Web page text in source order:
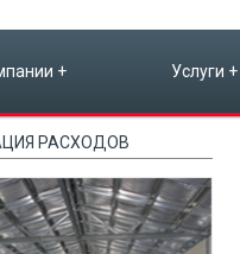
+ Услуги +
РАСХОДОВ